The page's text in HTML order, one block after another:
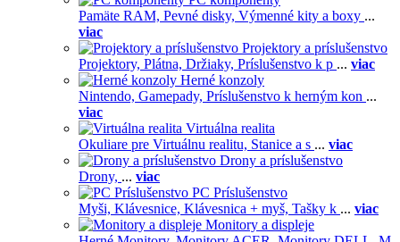
Pamäte RAM, Pevné disky, Výmenné kity a boxy ...
viac
Projektory a príslušenstvo
Projektory, Plátna, Držiaky, Príslušenstvo k p ... viac
Herné konzoly
Nintendo, Gamepady, Príslušenstvo k herným kon ...
viac
Virtuálna realita
Okuliare pre Virtuálnu realitu, Stanice a s ... viac
Drony a príslušenstvo
Drony, ... viac
PC Príslušenstvo
Myši, Klávesnice, Klávesnica + myš, Tašky k ... viac
Monitory a displeje